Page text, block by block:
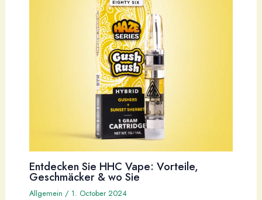
Entdecken Sie HHC Vape: Vorteile,
Geschmäcker & wo Sie
Allgemein / 1. October 2024